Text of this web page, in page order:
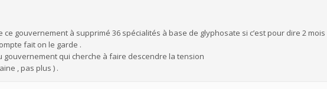
ce gouvernement à supprimé 36 spécialités à base de glyphosate si c’est pour dire 2 mois
fait on le garde .
gouvernement qui cherche à faire descendre la tension
, pas plus ) .